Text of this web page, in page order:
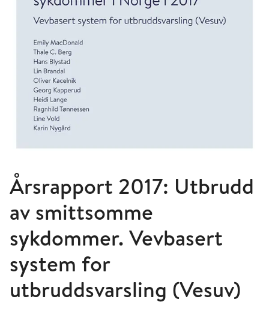
Årsrapport 2017: Utbrudd
av smittsomme
sykdommer. Vevbasert
system for
utbruddsvarsling (Vesuv)